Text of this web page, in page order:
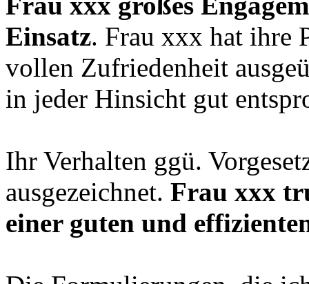
Einsatz. Frau xxx hat ihre
vollen Zufriedenheit
in jeder Hinsicht gut
Ihr Verhalten ggü.
ausgezeichnet. Frau xxx
einer guten und